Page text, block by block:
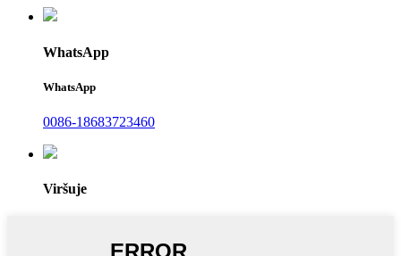
WhatsApp
WhatsApp
0086-18683723460
Viršuje